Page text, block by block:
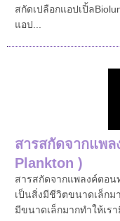
สกัดเปลือกแอปเปิ้ล
แอป...
สารสกัดจากแพล
Plankton )
สารสกัดจากแพลงค์ตอน
เป็นสิ่งมีชีวิตขนาดเล็กม
มีขนาดเล็กมากทำให้เร